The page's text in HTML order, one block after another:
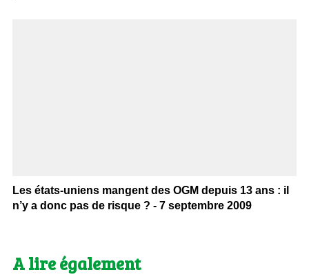
Les états-uniens mangent des OGM depuis 13 ans : il
n’y a donc pas de risque ? - 7 septembre 2009
A lire également